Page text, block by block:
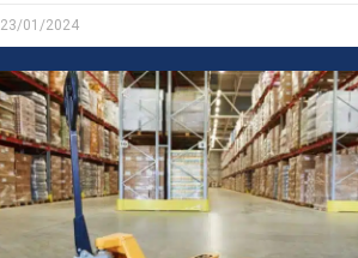
23/01/2024